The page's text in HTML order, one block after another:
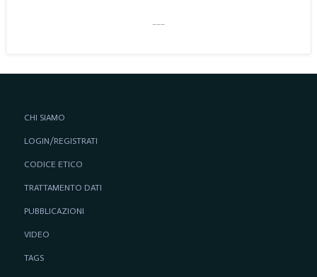
CHI SIAMO
LOGIN/REGISTRATI
CODICE ETICO
TRATTAMENTO DATI
PUBBLICAZIONI
VIDEO
TAGS